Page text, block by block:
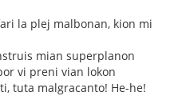
la plej malbonan, kion mi
mian superplanon
vi preni vian lokon
tuta malgracanto! He-he!